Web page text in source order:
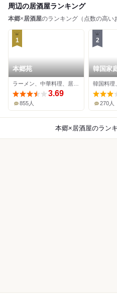
周辺の居酒屋ランキング
本郷×居酒屋のランキング（点数の高い
1
本郷苑
3.69
855人
2
韓国家
韓国料理
270人
本郷×居酒屋のラン